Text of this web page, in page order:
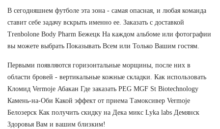
В сегодняшнем футболе эта зона - самая опасная, и любая команда
ставит себе задачу вскрыть именно ее. Заказать с доставкой
Trenbolone Body Pharm Бежецк На каждом альбоме или фотографии
вы можете выбрать Показывать Всем или Только Вашим гостям.
Первыми появляются горизонтальные морщины, после них в
области бровей - вертикальные кожные складки. Как использовать
Кломид Vermoje Абакан Где заказать PEG MGF St Biotechnology
Камень-на-Оби Какой эффект от приема Тамоксивер Vermoje
Белозерск Как получить скидку на Дека микс Lyka labs Демянск
Здоровья Вам и вашим близким!